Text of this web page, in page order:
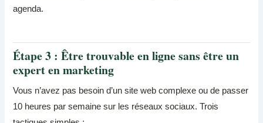
agenda.
Étape 3 : Être trouvable en ligne sans être un
expert en marketing
Vous n’avez pas besoin d’un site web complexe ou de passer
10 heures par semaine sur les réseaux sociaux. Trois